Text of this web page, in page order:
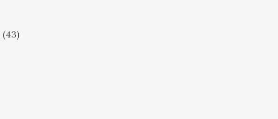
(43)